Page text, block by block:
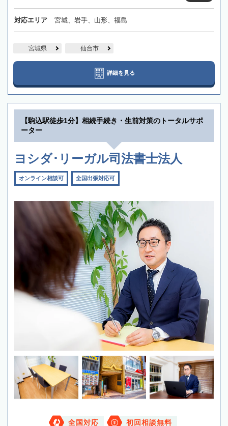
対応エリア 宮城、岩手、山形、福島
宮城県 仙台市
詳細を見る
【駒込駅徒歩1分】相続手続き・生前対策のトータルサポ
ーター
ヨシダ･リーガル司法書士法人
オンライン相談可 全国出張対応可
全国対応 初回相談無料